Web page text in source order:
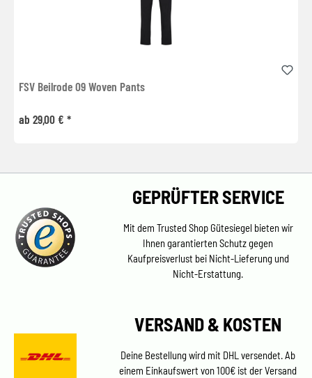
FSV Beilrode 09 Woven Pants
ab 29,00 € *
GEPRÜFTER SERVICE
Mit dem Trusted Shop Gütesiegel bieten wir
Ihnen garantierten Schutz gegen
Kaufpreisverlust bei Nicht-Lieferung und
Nicht-Erstattung.
VERSAND & KOSTEN
Deine Bestellung wird mit DHL versendet. Ab
einem Einkaufswert von 100€ ist der Versand